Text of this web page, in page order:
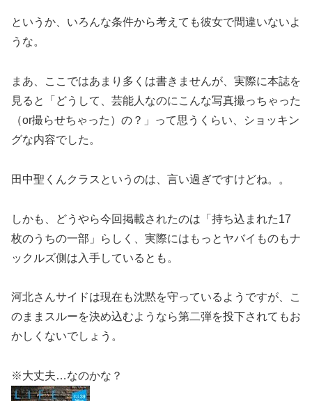
というか、いろんな条件から考えても彼女で間違いないよ
うな。
まあ、ここではあまり多くは書きませんが、実際に本誌を
見ると「どうして、芸能人なのにこんな写真撮っちゃった
（or撮らせちゃった）の？」って思うくらい、ショッキン
グな内容でした。
田中聖くんクラスというのは、言い過ぎですけどね。。
しかも、どうやら今回掲載されたのは「持ち込まれた17
枚のうちの一部」らしく、実際にはもっとヤバイものもナ
ックルズ側は入手しているとも。
河北さんサイドは現在も沈黙を守っているようですが、こ
のままスルーを決め込むようなら第二弾を投下されてもお
かしくないでしょう。
※大丈夫…なのかな？